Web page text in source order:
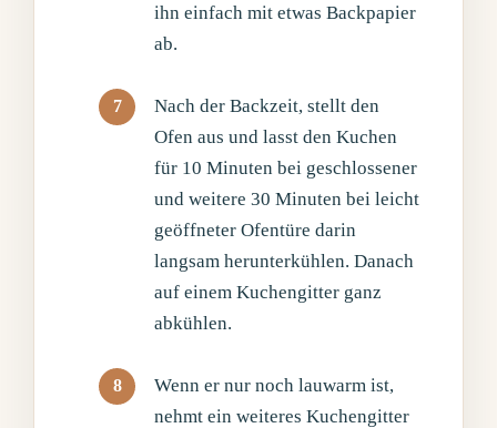
ihn einfach mit etwas Backpapier
ab.
Nach der Backzeit, stellt den
Ofen aus und lasst den Kuchen
für 10 Minuten bei geschlossener
und weitere 30 Minuten bei leicht
geöffneter Ofentüre darin
langsam herunterkühlen. Danach
auf einem Kuchengitter ganz
abkühlen.
Wenn er nur noch lauwarm ist,
nehmt ein weiteres Kuchengitter